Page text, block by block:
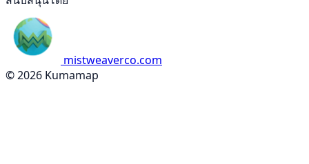
mistweaverco.com
© 2026 Kumamap